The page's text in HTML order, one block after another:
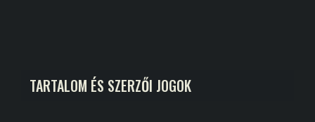
TARTALOM ÉS SZERZŐI JOGOK